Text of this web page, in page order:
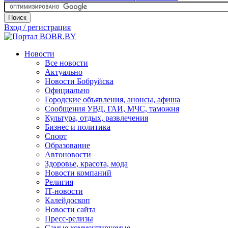
Поиск
Вход / регистрация
Новости
Все новости
Актуально
Новости Бобруйска
Официально
Городские объявления, анонсы, афиша
Сообщения УВД, ГАИ, МЧС, таможня
Культура, отдых, развлечения
Бизнес и политика
Спорт
Образование
Автоновости
Здоровье, красота, мода
Новости компаний
Религия
IT-новости
Калейдоскоп
Новости сайта
Пресс-релизы